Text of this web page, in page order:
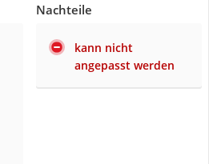
Nachteile
kann nicht
angepasst werden